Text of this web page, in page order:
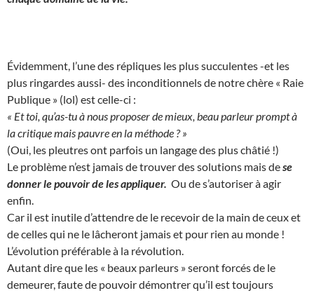
Évidemment, l’une des répliques les plus succulentes -et les
plus ringardes aussi- des inconditionnels de notre chère « Raie
Publique » (lol) est celle-ci :
« Et toi, qu’as-tu à nous proposer de mieux, beau parleur prompt à
la critique mais pauvre en la méthode ? »
(Oui, les pleutres ont parfois un langage des plus châtié !)
Le problème n’est jamais de trouver des solutions mais dese
donner le pouvoir de les appliquer. Ou de s’autoriser à agir
enfin.
Car il est inutile d’attendre de le recevoir de la main de ceux et
de celles qui ne le lâcheront jamais et pour rien au monde !
L’évolution préférable à la révolution.
Autant dire que les « beaux parleurs » seront forcés de le
demeurer, faute de pouvoir démontrer qu’il est toujours